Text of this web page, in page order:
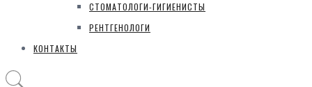
СТОМАТОЛОГИ-ГИГИЕНИСТЫ
РЕНТГЕНОЛОГИ
КОНТАКТЫ